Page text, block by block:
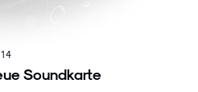
Soundkarte